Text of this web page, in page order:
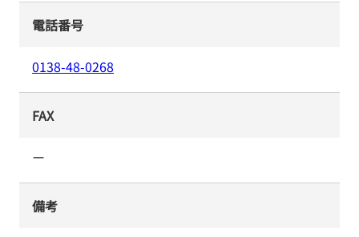
電話番号
0138-48-0268
FAX
ー
備考